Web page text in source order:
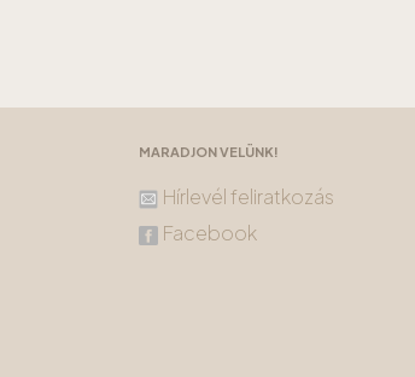
MARADJON VELÜNK!
Hírlevél feliratkozás
Facebook